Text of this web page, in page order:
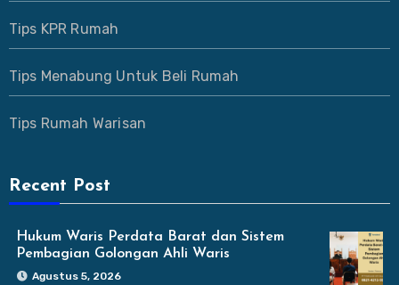
Tips KPR Rumah
Tips Menabung Untuk Beli Rumah
Tips Rumah Warisan
Recent Post
Hukum Waris Perdata Barat dan Sistem
Pembagian Golongan Ahli Waris
Agustus 5, 2026